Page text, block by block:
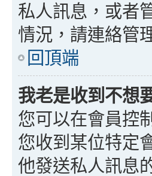
私人訊息，或者
情況，請連絡管
回頂端
我老是收到不想
您可以在會員控
您收到某位特定
他發送私人訊息